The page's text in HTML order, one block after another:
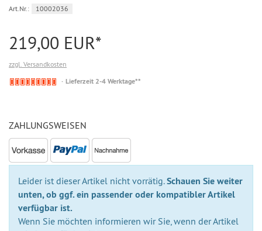
Art.Nr.: 10002036
219,00 EUR*
zzgl. Versandkosten
Nicht
Lieferzeit 2-4 Werktage**
ZAHLUNGSWEISEN
Leider ist dieser Artikel nicht vorrätig.Schauen Sie weiter
unten, ob ggf. ein passender oder kompatibler Artikel
verfügbar ist.
Wenn Sie möchten informieren wir Sie, wenn der Artikel